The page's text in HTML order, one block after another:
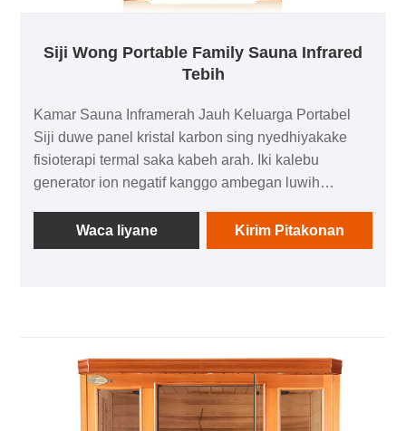
Siji Wong Portable Family Sauna Infrared
Tebih
Kamar Sauna Inframerah Jauh Keluarga Portabel
Siji duwe panel kristal karbon sing nyedhiyakake
fisioterapi termal saka kabeh arah. Iki kalebu
generator ion negatif kanggo ambegan luwih
nyenengake musik. Sawise nggunakake sauna iki,
pangguna bisa ngalami rasa kesel lan pengalaman
Waca liyane Kirim Pitakonan